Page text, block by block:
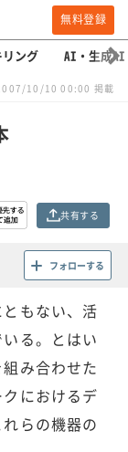
無料登録
リング AI・生成AI
10/10 00:00 掲載
共有する
フォローする
もない、活
る。とはい
み合わせた
におけるデ
らの機器の